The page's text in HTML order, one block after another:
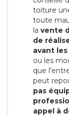
toiture
toute
la vente
de
avant
ou les
que
peut
pas
appel à